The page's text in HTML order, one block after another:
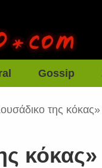
Gossip
της κόκας»